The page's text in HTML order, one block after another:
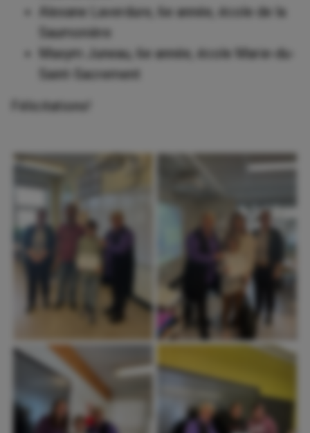
Alexane Laverdure, 6e année, école de la
Saumonière
Maxym Juneau, 6e année, école Marie-du-
Saint-Sacrement
Félicitations!